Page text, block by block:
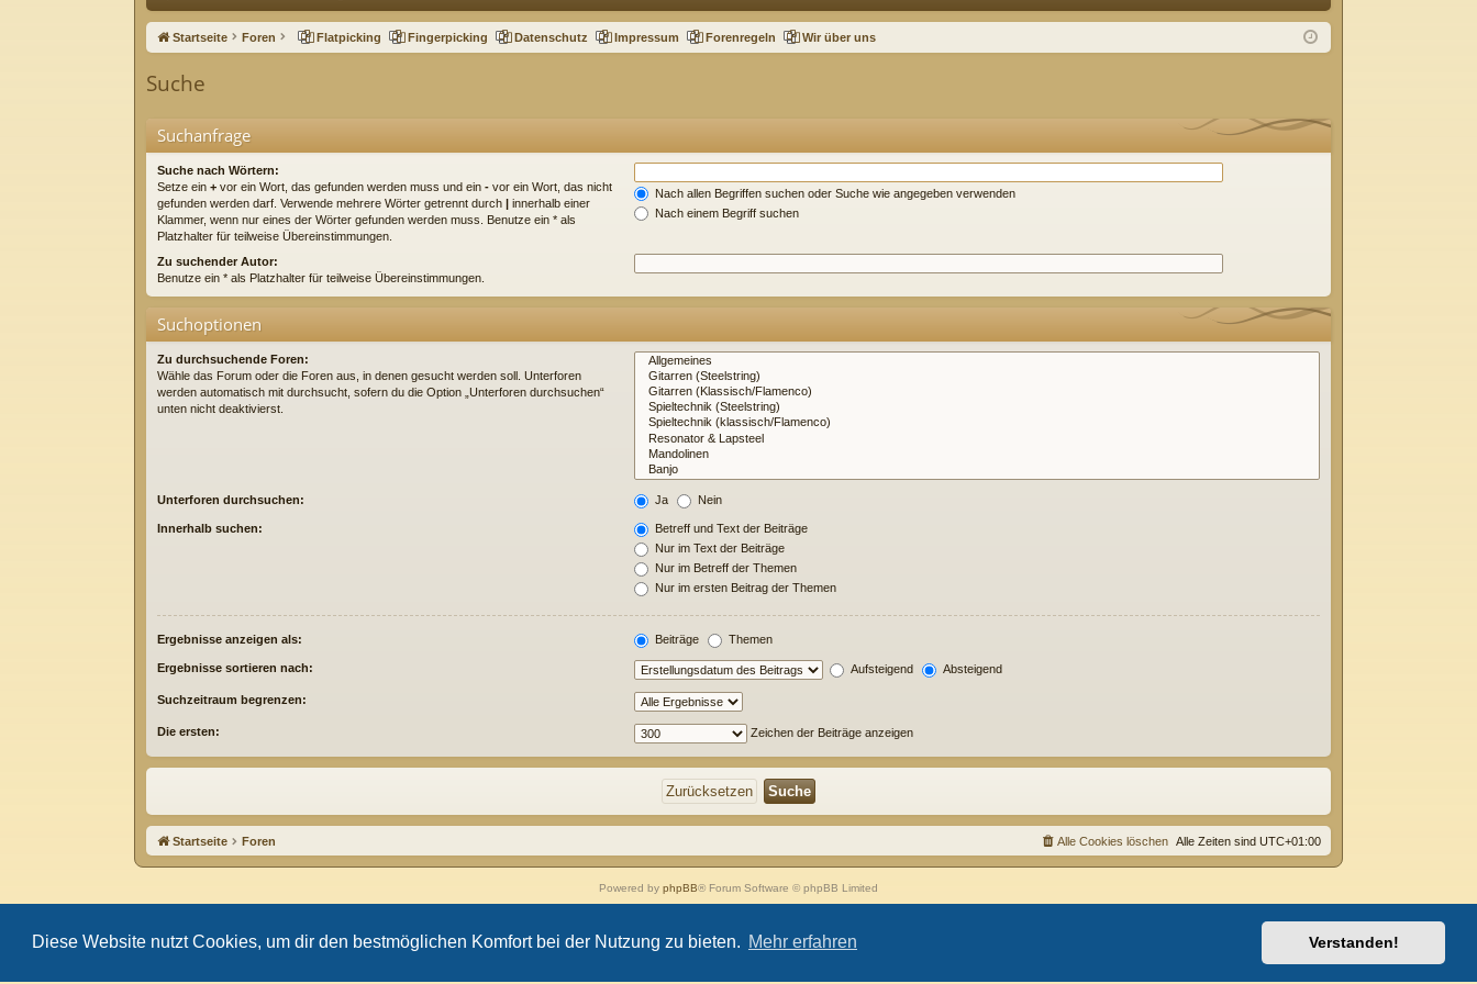
Diese Website nutzt Cookies, um dir den bestmöglichen Komfort bei der Nutzung zu bieten. Mehr erfahren Verstanden!
ne
ug
Q m
n
ist
n
Startseite Foren Flatpicking Fingerpicking Datenschutz Impressum Forenregeln Wir über uns
Suche
Suchanfrage
Suche nach Wörtern:
Setze ein + vor ein Wort, das gefunden werden muss und ein - vor ein Wort, das nicht
gefunden werden darf. Verwende mehrere Wörter getrennt durch | innerhalb einer
Klammer, wenn nur eines der Wörter gefunden werden muss. Benutze ein * als
Platzhalter für teilweise Übereinstimmungen.
Nach allen Begriffen suchen oder Suche wie angegeben verwenden
Nach einem Begriff suchen
Zu suchender Autor:
Benutze ein * als Platzhalter für teilweise Übereinstimmungen.
Suchoptionen
Zu durchsuchende Foren:
Wähle das Forum oder die Foren aus, in denen gesucht werden soll. Unterforen
werden automatisch mit durchsucht, sofern du die Option „Unterforen durchsuchen“
unten nicht deaktivierst.
Unterforen durchsuchen: Ja Nein
Innerhalb suchen:
Betreff und Text der Beiträge
Nur im Text der Beiträge
Nur im Betreff der Themen
Nur im ersten Beitrag der Themen
Ergebnisse anzeigen als: Beiträge Themen
Ergebnisse sortieren nach: Aufsteigend Absteigend
Suchzeitraum begrenzen:
Die ersten: Zeichen der Beiträge anzeigen
Startseite Foren Alle Zeiten sind UTC+01:00
Alle Cookies löschen
Powered by phpBB® Forum Software © phpBB Limited
Style vonArty- Aktualisieren phpBB 3.2 von MrGaby
Datenschutz|Nutzungsbedingungen